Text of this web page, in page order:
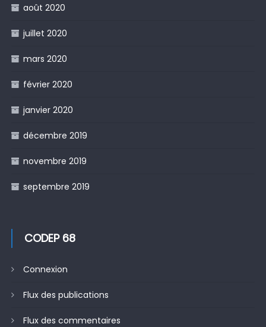
août 2020
juillet 2020
mars 2020
février 2020
janvier 2020
décembre 2019
novembre 2019
septembre 2019
CODEP 68
Connexion
Flux des publications
Flux des commentaires